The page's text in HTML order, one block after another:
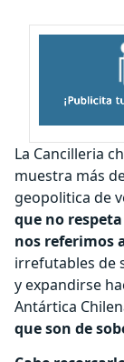
La Cancilleria
muestra más
geopolitica de
que no
nos referimos
irrefutables de
y expandirse
Antártica
que son de